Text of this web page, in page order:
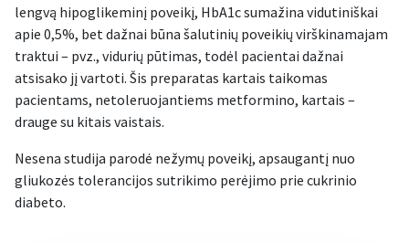
lengvą hipoglikeminį poveikį, HbA1c sumažina vidutiniškai
apie 0,5%, bet dažnai būna šalutinių poveikių virškinamajam
traktui – pvz., vidurių pūtimas, todėl pacientai dažnai
atsisako jį vartoti. Šis preparatas kartais taikomas
pacientams, netoleruojantiems metformino, kartais –
drauge su kitais vaistais.
Nesena studija parodė nežymų poveikį, apsaugantį nuo
gliukozės tolerancijos sutrikimo perėjimo prie cukrinio
diabeto.